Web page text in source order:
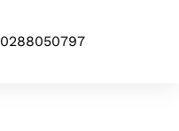
0288050797